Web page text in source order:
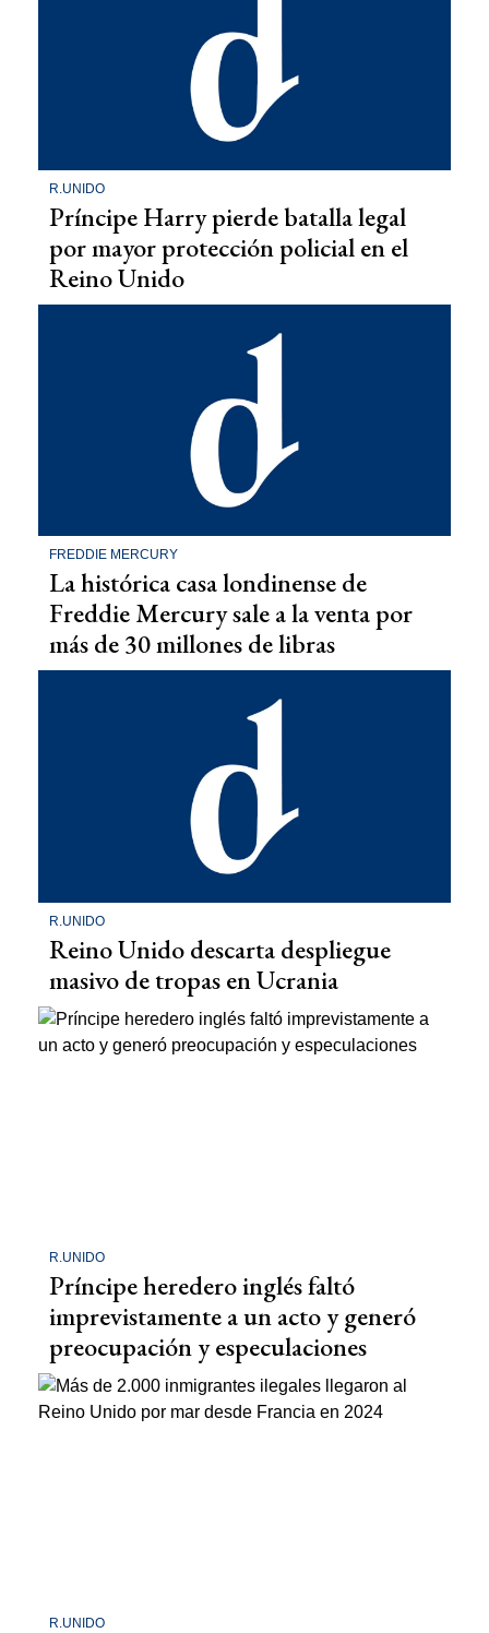
R.UNIDO
Príncipe Harry pierde batalla legal
por mayor protección policial en el
Reino Unido
FREDDIE MERCURY
La histórica casa londinense de
Freddie Mercury sale a la venta por
más de 30 millones de libras
R.UNIDO
Reino Unido descarta despliegue
masivo de tropas en Ucrania
R.UNIDO
Príncipe heredero inglés faltó
imprevistamente a un acto y generó
preocupación y especulaciones
R.UNIDO